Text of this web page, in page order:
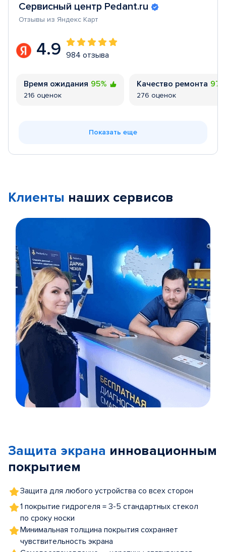
Сервисный центр Pedant.ru
Отзывы из Яндекс Карт
4.9 984 отзыва
Время ожидания 95%
216 оценок
Качество ремонта
276 оценок
Показать еще
Клиенты наших сервисов
5
Защита экрана инновационным
покрытием
Защита для любого устройства со всех сторон
1 покрытие гидрогеля = 3-5 стандартных стекол
по сроку носки
Минимальная толщина покрытия сохраняет
чувствительность экрана